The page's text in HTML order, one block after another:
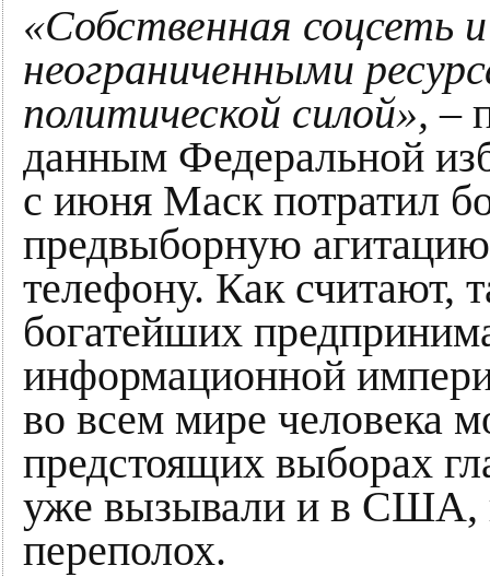
«Собственная соцсеть
неограниченными
политической силой»,–
данным Федеральной
с июня Маск потратил
предвыборную
телефону. Как считают,
богатейших
информационной
во всем мире человека
предстоящих выборах
уже вызывали и в США,
переполох.